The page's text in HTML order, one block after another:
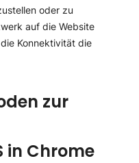
oder zu
auf die Website
Konnektivität die
zur
in Chrome